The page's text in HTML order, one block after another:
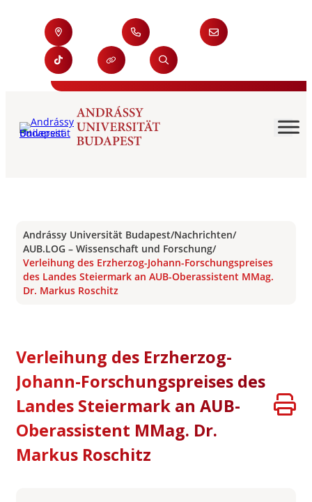
Andrássy Universität Budapest/Nachrichten/
AUB.LOG – Wissenschaft und Forschung/
Verleihung des Erzherzog-Johann-Forschungspreises
des Landes Steiermark an AUB-Oberassistent MMag.
Dr. Markus Roschitz
Verleihung des Erzherzog-
Johann-Forschungspreises des
Landes Steiermark an AUB-
Oberassistent MMag. Dr.
Markus Roschitz